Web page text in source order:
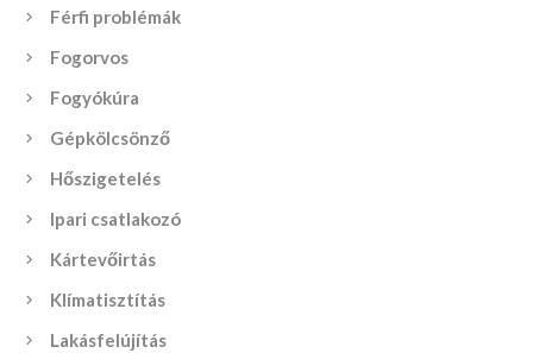
Férfi problémák
Fogorvos
Fogyókúra
Gépkölcsönző
Hőszigetelés
Ipari csatlakozó
Kártevőirtás
Klímatisztítás
Lakásfelújítás